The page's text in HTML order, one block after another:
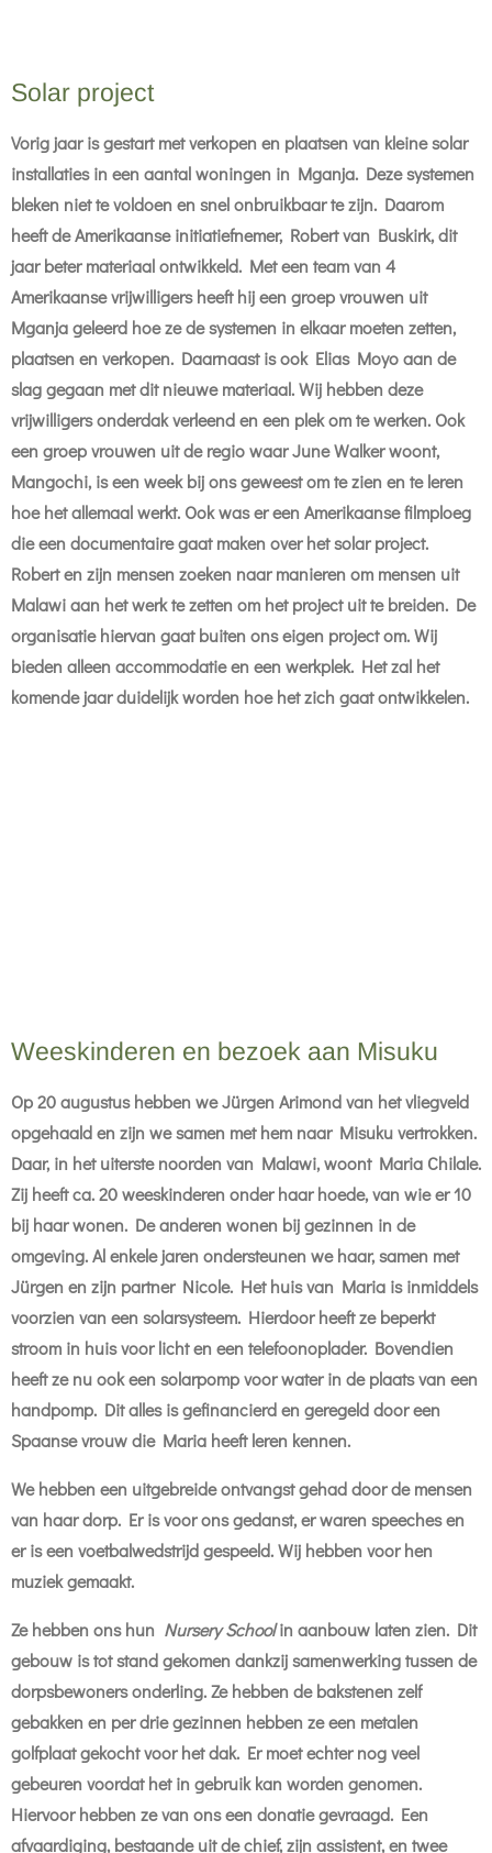
Solar project
Vorig jaar is gestart met verkopen en plaatsen van kleine solar
installaties in een aantal woningen in Mganja. Deze systemen
bleken niet te voldoen en snel onbruikbaar te zijn. Daarom
heeft de Amerikaanse initiatiefnemer, Robert van Buskirk, dit
jaar beter materiaal ontwikkeld. Met een team van 4
Amerikaanse vrijwilligers heeft hij een groep vrouwen uit
Mganja geleerd hoe ze de systemen in elkaar moeten zetten,
plaatsen en verkopen. Daarnaast is ook Elias Moyo aan de
slag gegaan met dit nieuwe materiaal. Wij hebben deze
vrijwilligers onderdak verleend en een plek om te werken. Ook
een groep vrouwen uit de regio waar June Walker woont,
Mangochi, is een week bij ons geweest om te zien en te leren
hoe het allemaal werkt. Ook was er een Amerikaanse filmploeg
die een documentaire gaat maken over het solar project.
Robert en zijn mensen zoeken naar manieren om mensen uit
Malawi aan het werk te zetten om het project uit te breiden. De
organisatie hiervan gaat buiten ons eigen project om. Wij
bieden alleen accommodatie en een werkplek. Het zal het
komende jaar duidelijk worden hoe het zich gaat ontwikkelen.
Weeskinderen en bezoek aan Misuku
Op 20 augustus hebben we Jürgen Arimond van het vliegveld
opgehaald en zijn we samen met hem naar Misuku vertrokken.
Daar, in het uiterste noorden van Malawi, woont Maria Chilale.
Zij heeft ca. 20 weeskinderen onder haar hoede, van wie er 10
bij haar wonen. De anderen wonen bij gezinnen in de
omgeving. Al enkele jaren ondersteunen we haar, samen met
Jürgen en zijn partner Nicole. Het huis van Maria is inmiddels
voorzien van een solarsysteem. Hierdoor heeft ze beperkt
stroom in huis voor licht en een telefoonoplader. Bovendien
heeft ze nu ook een solarpomp voor water in de plaats van een
handpomp. Dit alles is gefinancierd en geregeld door een
Spaanse vrouw die Maria heeft leren kennen.
We hebben een uitgebreide ontvangst gehad door de mensen
van haar dorp. Er is voor ons gedanst, er waren speeches en
er is een voetbalwedstrijd gespeeld. Wij hebben voor hen
muziek gemaakt.
Ze hebben ons hun Nursery Schoolin aanbouw laten zien. Dit
gebouw is tot stand gekomen dankzij samenwerking tussen de
dorpsbewoners onderling. Ze hebben de bakstenen zelf
gebakken en per drie gezinnen hebben ze een metalen
golfplaat gekocht voor het dak. Er moet echter nog veel
gebeuren voordat het in gebruik kan worden genomen.
Hiervoor hebben ze van ons een donatie gevraagd. Een
afvaardiging, bestaande uit de chief, zijn assistent, en twee